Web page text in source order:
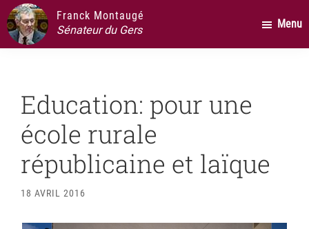
Passer
au
contenu
Passer
la
principale
Passer
au
pied
Franck Montaugé
Sénateur du Gers
Menu
Education: pour une
école rurale
républicaine et laïque
18 AVRIL 2016